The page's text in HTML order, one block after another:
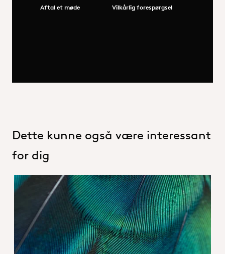
Aftal et møde Vilkårlig forespørgsel
Dette kunne også være interessant
for dig
Hero_Our products